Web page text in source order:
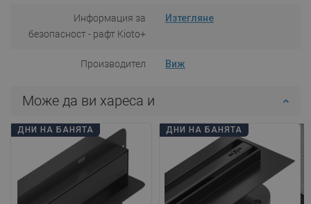
Информация за
безопасност - рафт Kioto+
Изтегляне
Производител Виж
Може да ви хареса и
ДНИ НА БАНЯТА ДНИ НА БАНЯТА